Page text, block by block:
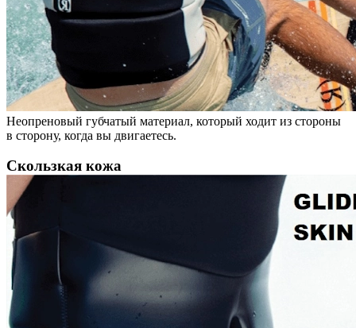
Неопреновый губчатый материал, который ходит из стороны
в сторону, когда вы двигаетесь.
Скользкая кожа